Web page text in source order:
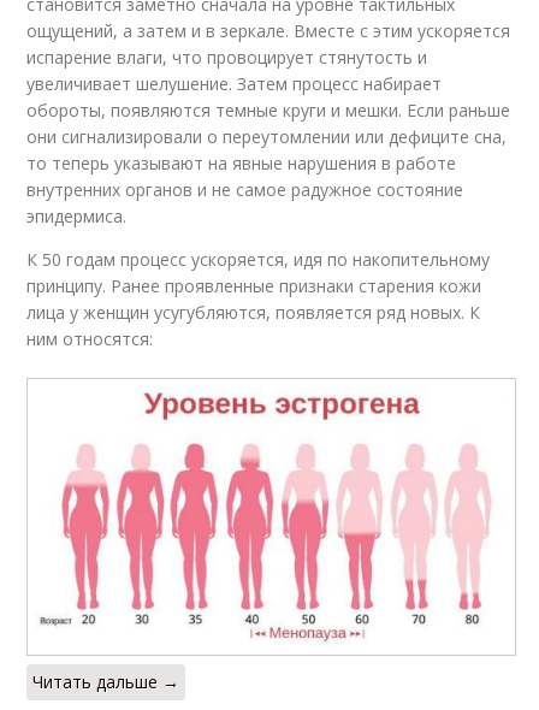
ощущений, а затем и в зеркале. Вместе с этим ускоряется
испарение влаги, что провоцирует стянутость и
увеличивает шелушение. Затем процесс набирает
обороты, появляются темные круги и мешки. Если раньше
они сигнализировали о переутомлении или дефиците сна,
то теперь указывают на явные нарушения в работе
внутренних органов и не самое радужное состояние
эпидермиса.
К 50 годам процесс ускоряется, идя по накопительному
принципу. Ранее проявленные признаки старения кожи
лица у женщин усугубляются, появляется ряд новых. К
ним относятся:
Читать дальше →